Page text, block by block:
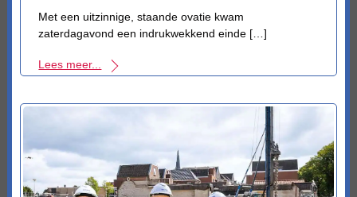
Met een uitzinnige, staande ovatie kwam
zaterdagavond een indrukwekkend einde […]
Lees meer...